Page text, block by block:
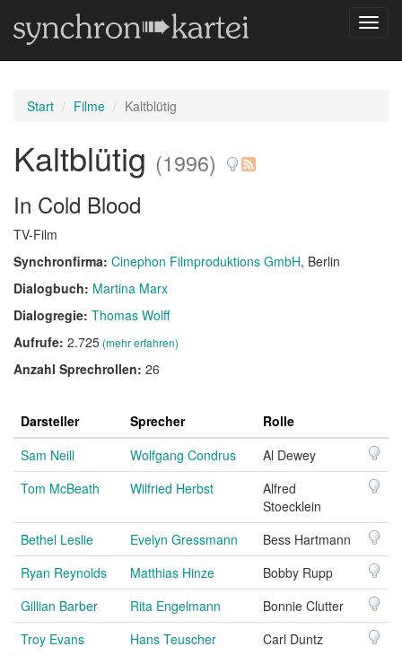
Start Filme Kaltblütig
Kaltblütig (1996)
In Cold Blood
TV-Film
Synchronfirma: Cinephon Filmproduktions GmbH, Berlin
Dialogbuch: Martina Marx
Dialogregie: Thomas Wolff
Aufrufe: 2.725(mehr erfahren)
Anzahl Sprechrollen: 26
Darsteller Sprecher
Rolle
Sam Neill
Wolfgang Condrus
Al Dewey
Tom McBeath
Wilfried Herbst
Alfred
Stoecklein
Bethel Leslie
Evelyn Gressmann
Bess Hartmann
Ryan Reynolds
Matthias Hinze
Bobby Rupp
Gillian Barber
Rita Engelmann
Bonnie Clutter
Troy Evans
Hans Teuscher
Carl Duntz